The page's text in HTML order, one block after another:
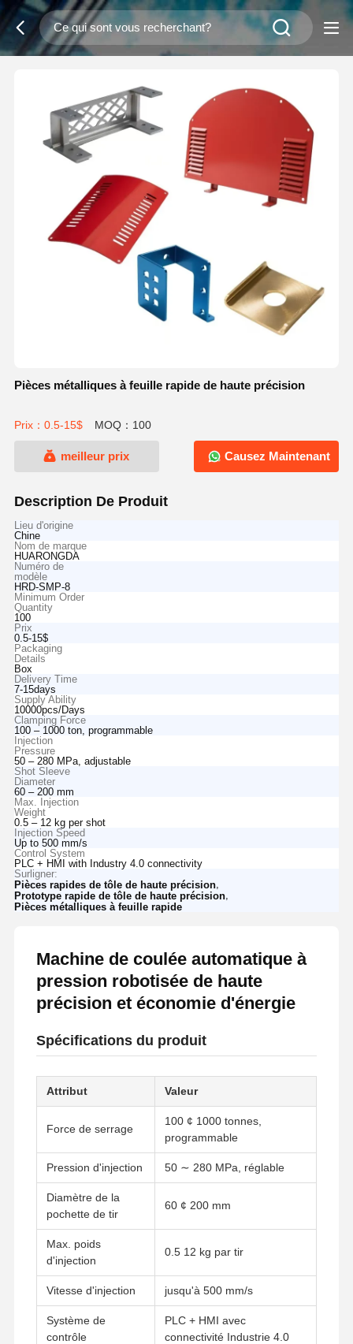
Pièces métalliques à feuille rapide de haute précision
Prix：0.5-15$ MOQ：100
meilleur prix Causez Maintenant
Description De Produit
Lieu d'origine
Chine
Nom de marque
HUARONGDA
Numéro de
modèle
HRD-SMP-8
Minimum Order
Quantity
100
Prix
0.5-15$
Packaging
Details
Box
Delivery Time
7-15days
Supply Ability
10000pcs/Days
Clamping Force
100 – 1000 ton, programmable
Injection
Pressure
50 – 280 MPa, adjustable
Shot Sleeve
Diameter
60 – 200 mm
Max. Injection
Weight
0.5 – 12 kg per shot
Injection Speed
Up to 500 mm/s
Control System
PLC + HMI with Industry 4.0 connectivity
Surligner:
Pièces rapides de tôle de haute précision,
Prototype rapide de tôle de haute précision,
Pièces métalliques à feuille rapide
Machine de coulée automatique à
pression robotisée de haute
précision et économie d'énergie
Spécifications du produit
Attribut Valeur
Force de serrage
100 ¢ 1000 tonnes,
programmable
Pression d'injection 50 ∼ 280 MPa, réglable
Diamètre de la
pochette de tir
60 ¢ 200 mm
Max. poids
d'injection
0.5 12 kg par tir
Vitesse d'injection jusqu'à 500 mm/s
Système de
contrôle
PLC + HMI avec
connectivité Industrie 4.0